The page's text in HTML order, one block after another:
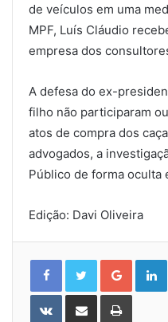
de veículos em uma
MPF, Luís Cláudio
empresa dos
A defesa do ex-
filho não participaram
atos de compra dos
advogados, a
Público de forma oculta
Edição: Davi Oliveira
VKontakteShare
Email
Print